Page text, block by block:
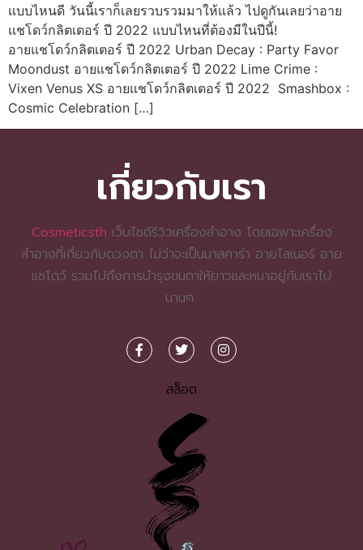
แบบไหนดี วันนี้เราก็เลยรวบรวมมาให้แล้ว ไปดูกันเลยว่าอาย
แชโดว์กลิตเตอร์ ปี 2022 แบบไหนที่ต้องมีในปีนี้! ⠀⠀⠀⠀⠀
อายแชโดว์กลิตเตอร์ ปี 2022 Urban Decay : Party Favor
Moondust อายแชโดว์กลิตเตอร์ ปี 2022 Lime Crime :
Vixen Venus XS อายแชโดว์กลิตเตอร์ ปี 2022 Smashbox :
Cosmic Celebration […]
เกี่ยวกับเรา
Cosmeticsth เว็บไซต์รีวิวเครื่องสำอาง โดยเฉพาะเครื่อง
สำอางที่เกี่ยวกับดวงตา ไม่ว่าจะเป็นมาสคาร่า อายไลเนอร์ อาย
แชโดว์ รวมไปถึงการบำรุงขนตาให้ยาวและหนาอยู่กับเราไป
นานๆ
สล็อต